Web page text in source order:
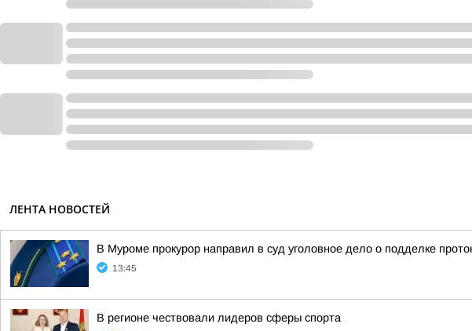
ЛЕНТА НОВОСТЕЙ
В Муроме прокурор направил в суд уголовное дело о подделке
13:45
В регионе чествовали лидеров сферы спорта